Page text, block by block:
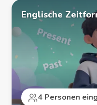
Englische
4 Personen